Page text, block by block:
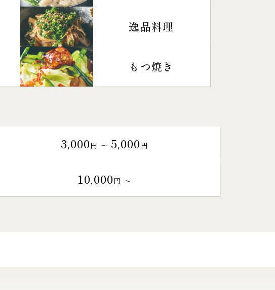
逸品料理
もつ焼き
3,000円 〜 5,000円
10,000円 〜